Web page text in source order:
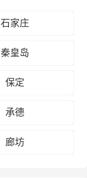
石家庄
秦皇岛
保定
承德
廊坊